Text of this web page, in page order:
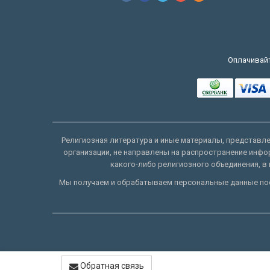
Религиозная литература и иные материалы,
организации, не направлены на распространение
какого-либо религиозного объединения,
Мы получаем и обрабатываем персональные данные
Обратная связь